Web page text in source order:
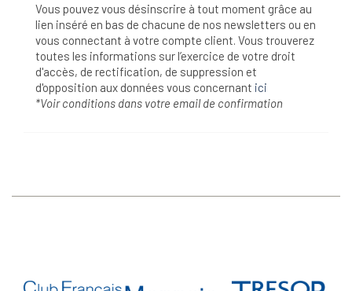
Vous pouvez vous désinscrire à tout moment grâce au
lien inséré en bas de chacune de nos newsletters ou en
vous connectant à votre compte client. Vous trouverez
toutes les informations sur l’exercice de votre droit
d'accès, de rectification, de suppression et
d'opposition aux données vous concernant ici
*Voir conditions dans votre email de confirmation